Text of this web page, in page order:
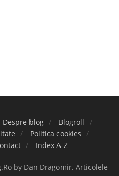
Despre blog
Blogroll
Politica cookies
Index A-Z
by Dan Dragomir. Articolele